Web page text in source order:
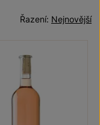
Nejnovější
Řazení: